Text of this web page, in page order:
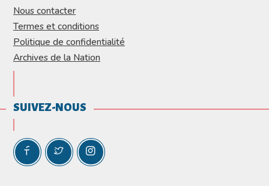
Nous contacter
Termes et conditions
Politique de confidentialité
Archives de la Nation
SUIVEZ-NOUS